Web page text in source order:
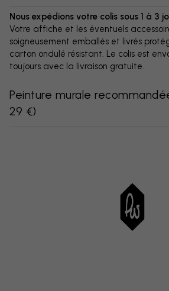
Nous expédions votre colis sous 1 à 3
Votre affiche et les éventuels
soigneusement emballés et livrés
carton ondulé résistant. Le colis est
toujours avec la livraison gratuite.
Peinture murale
29 €)